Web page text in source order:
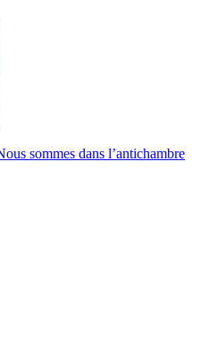
sommes dans l’antichambre